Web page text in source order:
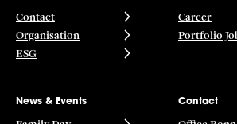
Contact
Organisation
ESG
Career
Portfolio
News & Events Contact